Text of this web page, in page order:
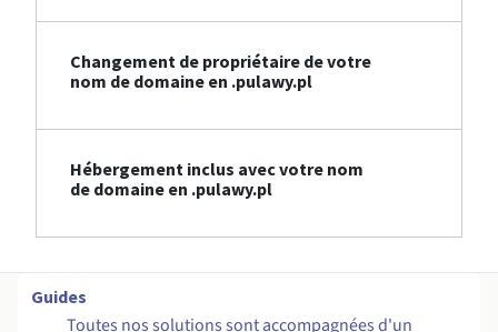
Changement de propriétaire de votre
nom de domaine en .pulawy.pl
Hébergement inclus avec votre nom
de domaine en .pulawy.pl
Guides
Toutes nos solutions sont accompagnées d'un